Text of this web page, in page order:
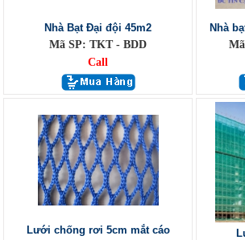
Nhà Bạt Đại đội 45m2
Mã SP: TKT - BDD
Call
Nhà
Lưới chống rơi 5cm mắt cáo